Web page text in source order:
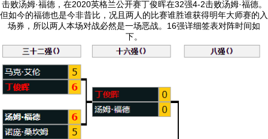
击败汤姆·福德，在2020英格兰公开赛丁俊晖在32强4-2击败汤姆·福德。
但如今的福德也是今非昔比，况且两人的比赛谁胜谁获得明年大师赛的入
场券，所以两人本场对战必然是一场恶战。16强详细签表对阵时间如
下。